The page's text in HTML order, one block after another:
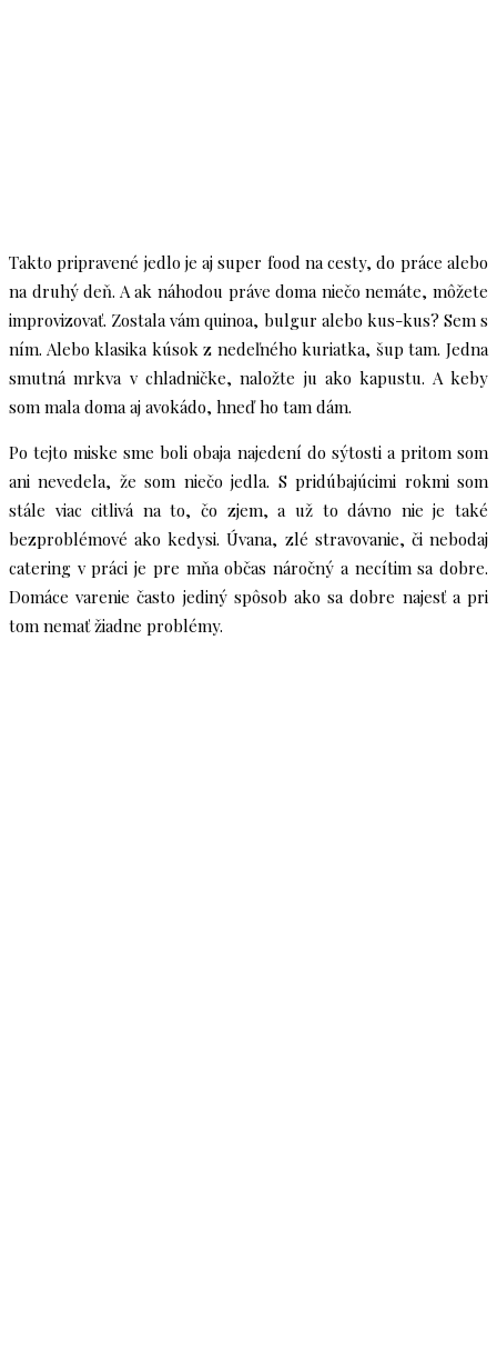
Takto pripravené jedlo je aj super food na cesty, do práce alebo
na druhý deň. A ak náhodou práve doma niečo nemáte, môžete
improvizovať. Zostala vám quinoa, bulgur alebo kus-kus? Sem s
ním. Alebo klasika kúsok z nedeľného kuriatka, šup tam. Jedna
smutná mrkva v chladničke, naložte ju ako kapustu. A keby
som mala doma aj avokádo, hneď ho tam dám.
Po tejto miske sme boli obaja najedení do sýtosti a pritom som
ani nevedela, že som niečo jedla. S pridúbajúcimi rokmi som
stále viac citlivá na to, čo zjem, a už to dávno nie je také
bezproblémové ako kedysi. Úvana, zlé stravovanie, či nebodaj
catering v práci je pre mňa občas náročný a necítim sa dobre.
Domáce varenie často jediný spôsob ako sa dobre najesť a pri
tom nemať žiadne problémy.